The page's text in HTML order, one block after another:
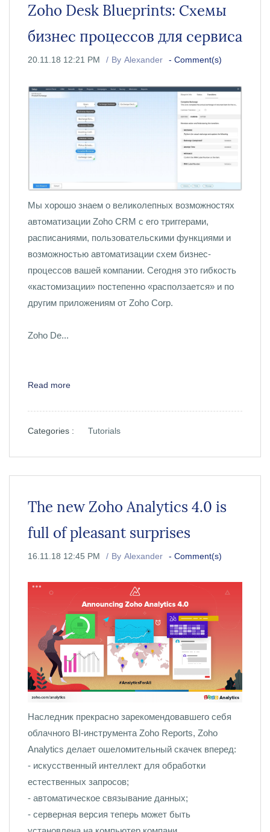
Zoho Desk Blueprints: Схемы
бизнес процессов для сервиса
20.11.18 12:21 PM By Alexander - Comment(s)
Мы хорошо знаем о великолепных возможностях
автоматизации Zoho CRM с его триггерами,
расписаниями, пользовательскими функциями и
возможностью автоматизации схем бизнес-
процессов вашей компании. Сегодня это гибкость
«кастомизации» постепенно «расползается» и по
другим приложениям от Zoho Corp.
Zoho De...
Read more
Categories : Tutorials
The new Zoho Analytics 4.0 is
full of pleasant surprises
16.11.18 12:45 PM By Alexander - Comment(s)
Наследник прекрасно зарекомендовавшего себя
облачного BI-инструмента Zoho Reports, Zoho
Analytics делает ошеломительный скачек вперед:
- искусственный интеллект для обработки
естественных запросов;
- автоматическое связывание данных;
- серверная версия теперь может быть